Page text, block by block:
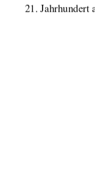
21. Jahrhundert